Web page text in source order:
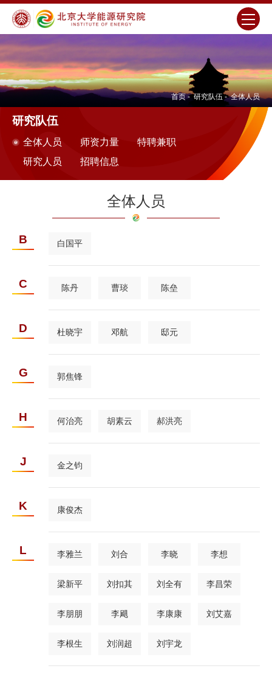
首页 - 研究队伍 - 全体人员
研究队伍
全体人员 师资力量
特聘兼职
研究人员
招聘信息
全体人员
B 白国平
C 陈丹 曹琰 陈垒
D 杜晓宇 邓航 邸元
G 郭焦锋
H 何治亮 胡素云 郝洪亮
J 金之钧
K 康俊杰
L 李雅兰 刘合 李晓 李想
梁新平 刘扣其 刘全有 李昌荣
李朋朋 李飓 李康康 刘艾嘉
李根生 刘润超 刘宇龙